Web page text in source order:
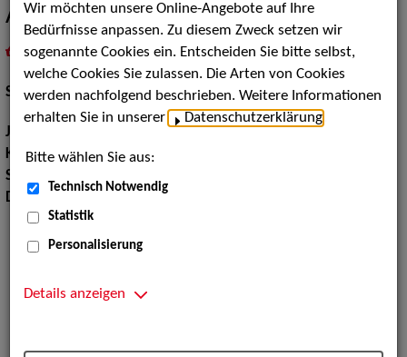
Annika Neugart
als PDF speichern
inMeine Merklistelegen
Schauspiel:Bühne
Jahrgang:
Körpergröße:175 cm
Sprachen:
Dialekte:
Wir möchten unsere Online-Angebote auf Ihre
Bedürfnisse anpassen. Zu diesem Zweck setzen wir
sogenannte Cookies ein. Entscheiden Sie bitte selbst,
welche Cookies Sie zulassen. Die Arten von Cookies
werden nachfolgend beschrieben. Weitere Informationen
erhalten Sie in unserer
Datenschutzerklärung
Bitte wählen Sie aus:
Technisch Notwendig
Statistik
Personalisierung
Details anzeigen